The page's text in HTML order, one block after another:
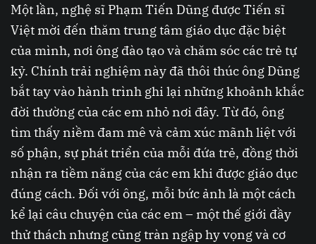
Một lần, nghệ sĩ Phạm Tiến Dũng được Tiến sĩ
Việt mời đến thăm trung tâm giáo dục đặc biệt
của mình, nơi ông đào tạo và chăm sóc các trẻ tự
kỷ. Chính trải nghiệm này đã thôi thúc ông Dũng
bắt tay vào hành trình ghi lại những khoảnh khắc
đời thường của các em nhỏ nơi đây. Từ đó, ông
tìm thấy niềm đam mê và cảm xúc mãnh liệt với
số phận, sự phát triển của mỗi đứa trẻ, đồng thời
nhận ra tiềm năng của các em khi được giáo dục
đúng cách. Đối với ông, mỗi bức ảnh là một cách
kể lại câu chuyện của các em – một thế giới đầy
thử thách nhưng cũng tràn ngập hy vọng và cơ